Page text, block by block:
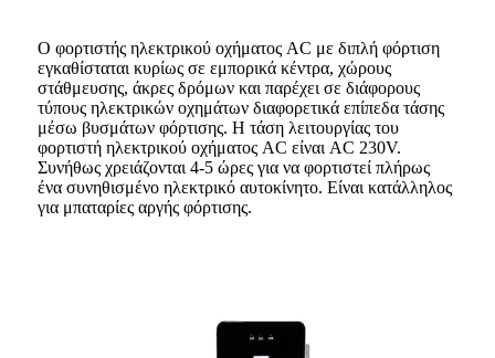
Ο φορτιστής ηλεκτρικού οχήματος AC με διπλή φόρτιση
εγκαθίσταται κυρίως σε εμπορικά κέντρα, χώρους
στάθμευσης, άκρες δρόμων και παρέχει σε διάφορους
τύπους ηλεκτρικών οχημάτων διαφορετικά επίπεδα τάσης
μέσω βυσμάτων φόρτισης. Η τάση λειτουργίας του
φορτιστή ηλεκτρικού οχήματος AC είναι AC 230V.
Συνήθως χρειάζονται 4-5 ώρες για να φορτιστεί πλήρως
ένα συνηθισμένο ηλεκτρικό αυτοκίνητο. Είναι κατάλληλος
για μπαταρίες αργής φόρτισης.